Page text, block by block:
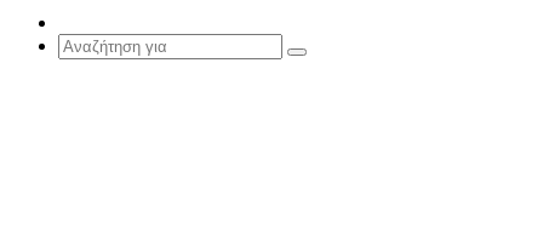
Article
Αναζήτηση